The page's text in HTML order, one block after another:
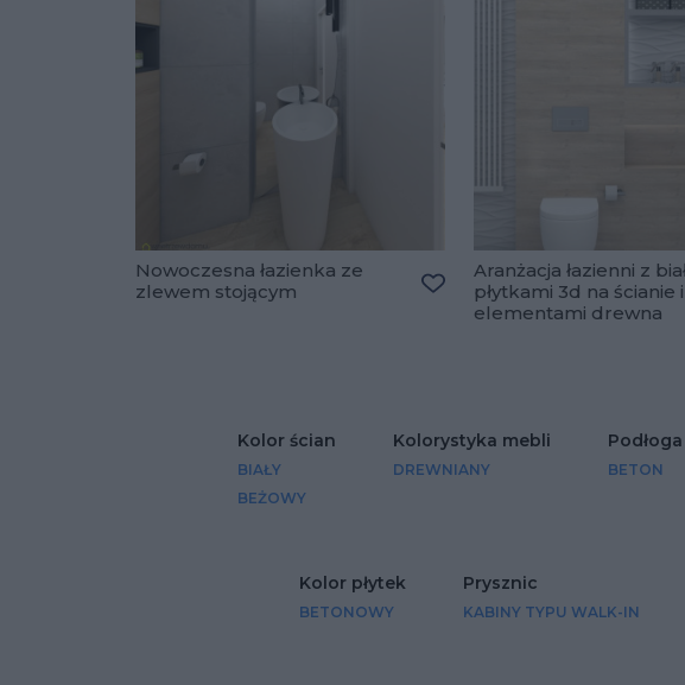
Nowoczesna łazienka ze
zlewem stojącym
Dodaj do ulubionych
Aranżacja łazienni z
płytkami 3d na ścianie
elementami drewna
Kolor ścian
BIAŁY
BEŻOWY
Kolorystyka mebli
DREWNIANY
Podłoga
BETON
Kolor płytek
BETONOWY
Prysznic
KABINY TYPU WALK-IN